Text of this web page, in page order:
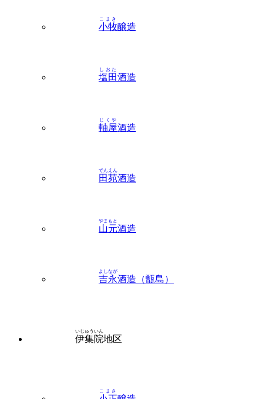
小牧
こまき
醸造
塩田
しおた
酒造
軸屋
じくや
酒造
田苑
でんえん
酒造
山元
やまもと
酒造
吉永
よしなが
酒造（甑島）
伊集院
いじゅういん
地区
こまさ